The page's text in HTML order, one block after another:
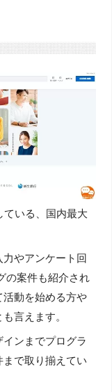
ている、国内最大
やアンケート回
の案件も紹介され
動を始める方や
言えます。
ンまでプログラ
まで取り揃えてい